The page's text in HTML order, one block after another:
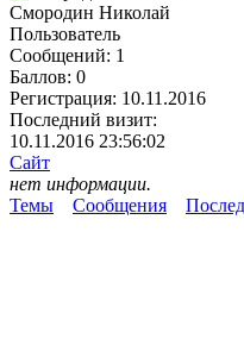
Смородин Николай
Пользователь
Сообщений: 1
Баллов: 0
Регистрация: 10.11.2016
Последний визит:
10.11.2016 23:56:02
Сайт
нет информации.
Темы
Сообщения